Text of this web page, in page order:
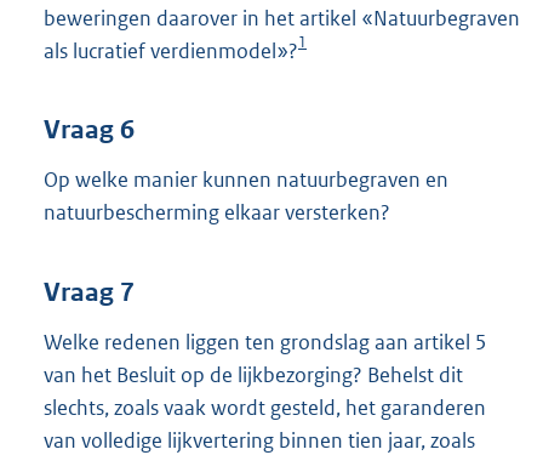
beweringen daarover in het artikel «Natuurbegraven
als lucratief verdienmodel»?1
Vraag 6
Op welke manier kunnen natuurbegraven en
natuurbescherming elkaar versterken?
Vraag 7
Welke redenen liggen ten grondslag aan artikel 5
van het Besluit op de lijkbezorging? Behelst dit
slechts, zoals vaak wordt gesteld, het garanderen
van volledige lijkvertering binnen tien jaar, zoals